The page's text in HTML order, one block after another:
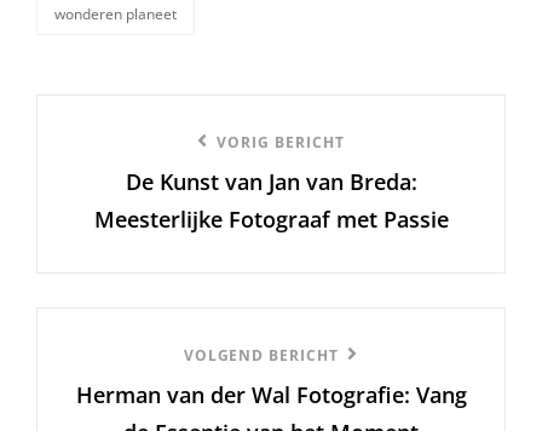
wonderen planeet
bericht
VORIG BERICHT
De Kunst van Jan van Breda:
Meesterlijke Fotograaf met Passie
Bericht
VOLGEND BERICHT
Herman van der Wal Fotografie: Vang